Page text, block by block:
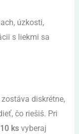
úzkosti,
s liekmi sa
diskrétne,
čo riešiš. Pri
ksvyberaj